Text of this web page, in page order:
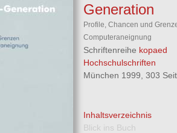
Generation
Profile, Chancen und
Computeraneignung
Schriftenreihe kopaed
Hochschulschriften
München 1999, 303
Inhaltsverzeichnis
Blick ins Buch